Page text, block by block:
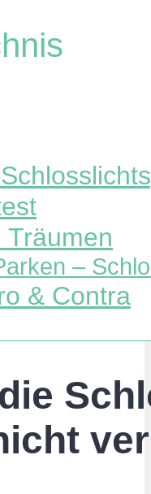
Träumen
–
& Contra